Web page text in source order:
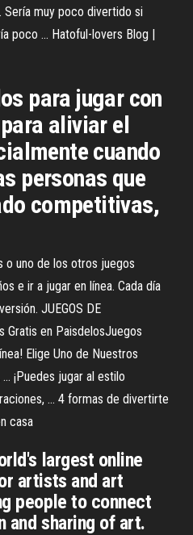
Sería muy poco divertido si
poco ... Hatoful-lovers Blog |
para jugar con
aliviar el
cuando
personas que
competitivas,
o uno de los otros juegos
e ir a jugar en línea. Cada día
JUEGOS DE
Gratis en PaisdelosJuegos
Elige Uno de Nuestros
¡Puedes jugar al estilo
... 4 formas de divertirte
casa
largest online
artists and art
people to connect
and sharing of art.